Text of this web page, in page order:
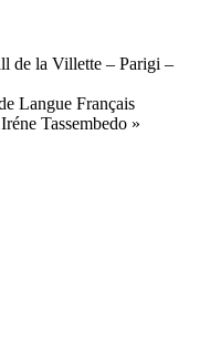
de la Villette – Parigi –
Langue Français
Tassembedo »